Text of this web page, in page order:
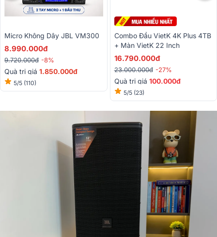
Micro Không Dây JBL VM300
8.990.000đ
9.720.000đ -8%
Quà trị giá 1.850.000đ
5/5 (110)
Combo Đầu VietK 4K Plus 4TB
+ Màn VietK 22 Inch
16.790.000đ
23.000.000đ -27%
Quà trị giá 100.000đ
5/5 (23)